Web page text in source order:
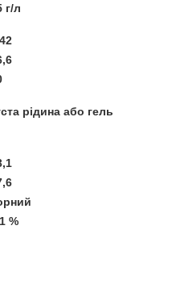
г/л
рідина або гель
%